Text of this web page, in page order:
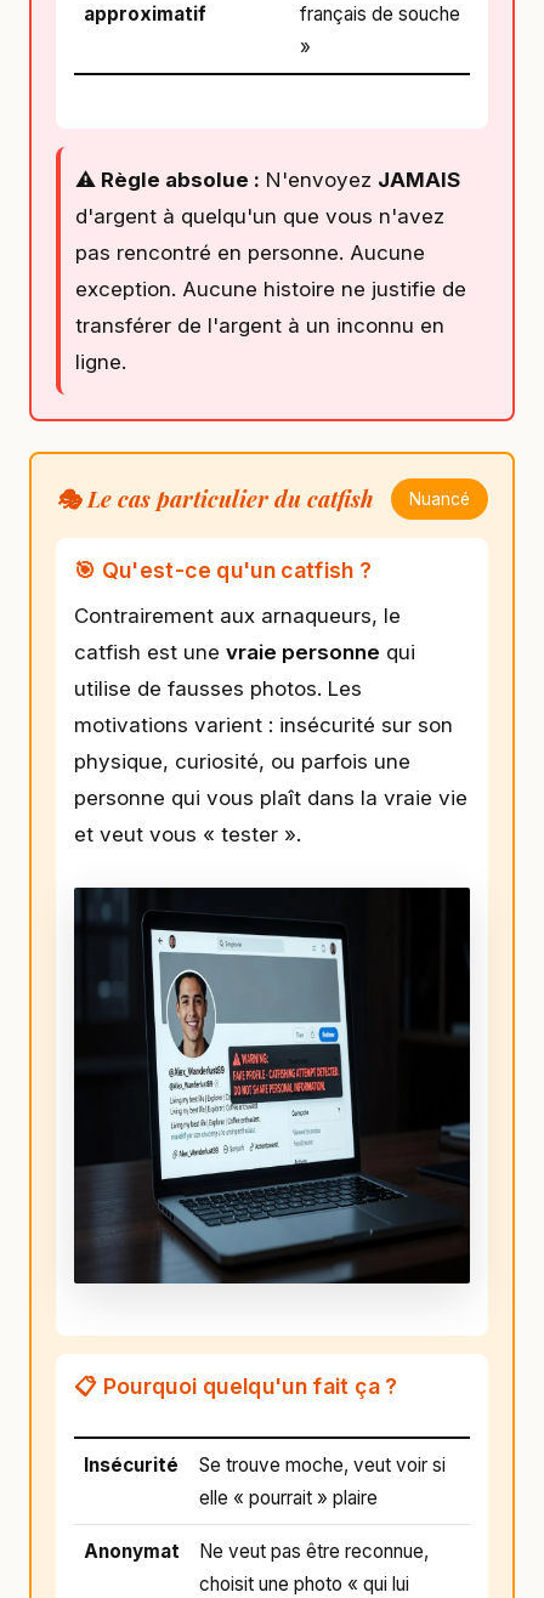
approximatif
français de souche
»
⚠️ Règle absolue : N'envoyez JAMAIS
d'argent à quelqu'un que vous n'avez
pas rencontré en personne. Aucune
exception. Aucune histoire ne justifie de
transférer de l'argent à un inconnu en
ligne.
🎭 Le cas particulier du catfish Nuancé
🎯 Qu'est-ce qu'un catfish ?
Contrairement aux arnaqueurs, le
catfish est une vraie personne qui
utilise de fausses photos. Les
motivations varient : insécurité sur son
physique, curiosité, ou parfois une
personne qui vous plaît dans la vraie vie
et veut vous « tester ».
📋 Pourquoi quelqu'un fait ça ?
Insécurité
Se trouve moche, veut voir si
elle « pourrait » plaire
Anonymat
Ne veut pas être reconnue,
choisit une photo « qui lui